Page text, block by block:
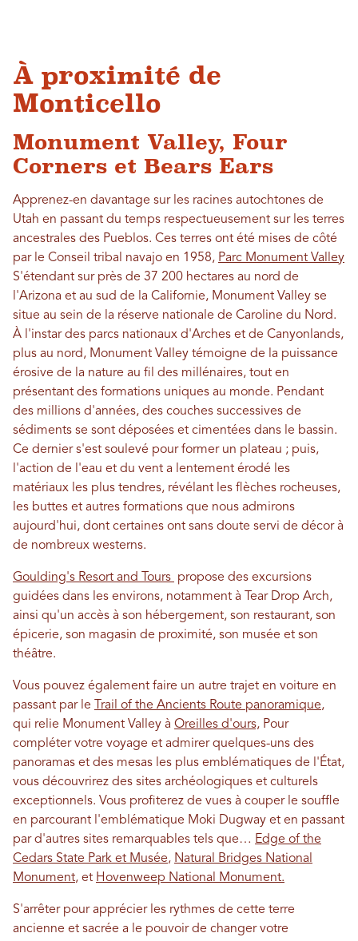
À proximité de
Monticello
Monument Valley, Four
Corners et Bears Ears
Apprenez-en davantage sur les racines autochtones de
Utah en passant du temps respectueusement sur les terres
ancestrales des Pueblos. Ces terres ont été mises de côté
par le Conseil tribal navajo en 1958, Parc Monument Valley
S'étendant sur près de 37 200 hectares au nord de
l'Arizona et au sud de la Californie, Monument Valley se
situe au sein de la réserve nationale de Caroline du Nord.
À l'instar des parcs nationaux d'Arches et de Canyonlands,
plus au nord, Monument Valley témoigne de la puissance
érosive de la nature au fil des millénaires, tout en
présentant des formations uniques au monde. Pendant
des millions d'années, des couches successives de
sédiments se sont déposées et cimentées dans le bassin.
Ce dernier s'est soulevé pour former un plateau ; puis,
l'action de l'eau et du vent a lentement érodé les
matériaux les plus tendres, révélant les flèches rocheuses,
les buttes et autres formations que nous admirons
aujourd'hui, dont certaines ont sans doute servi de décor à
de nombreux westerns.
Goulding's Resort and Tours propose des excursions
guidées dans les environs, notamment à Tear Drop Arch,
ainsi qu'un accès à son hébergement, son restaurant, son
épicerie, son magasin de proximité, son musée et son
théâtre.
Vous pouvez également faire un autre trajet en voiture en
passant par le
Trail of the Ancients Route panoramique,
qui relie Monument Valley à Oreilles d'ours, Pour
compléter votre voyage et admirer quelques-uns des
panoramas et des mesas les plus emblématiques de l'État,
vous découvrirez des sites archéologiques et culturels
exceptionnels. Vous profiterez de vues à couper le souffle
en parcourant l'emblématique Moki Dugway et en passant
par d'autres sites remarquables tels que… Edge of the
Cedars State Park et Musée, Natural Bridges National
Monument, et Hovenweep National Monument.
S'arrêter pour apprécier les rythmes de cette terre
ancienne et sacrée a le pouvoir de changer votre